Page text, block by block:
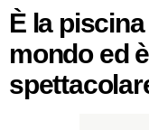
È la
mondo ed